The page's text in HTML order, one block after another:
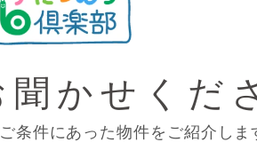
聞かせくだ
条件にあった物件をご紹介しま